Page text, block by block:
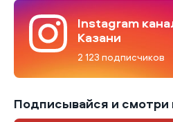
Instagram
Казани
2 123 подписчиков
Подписывайся и смотри